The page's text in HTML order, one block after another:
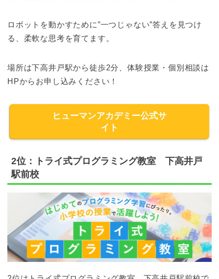
ロボットを動かすために”一つじゃない”答えを見つけ
る、柔軟な思考を育てます。
場所は下高井戸駅から徒歩2分、体験授業・個別相談は
HPからお申し込みください！
ヒューマンアカデミー公式サ
イト
2位：トライ式プログラミング教室 下高井戸
駅前校